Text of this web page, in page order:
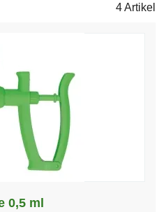
4 Artikel
0,5 ml